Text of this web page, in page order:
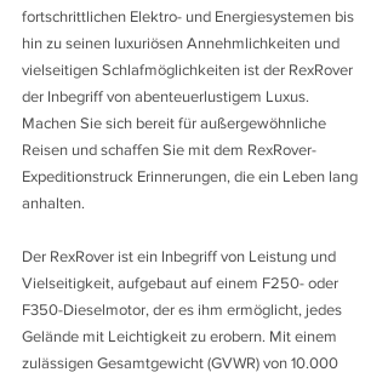
fortschrittlichen Elektro- und Energiesystemen bis
hin zu seinen luxuriösen Annehmlichkeiten und
vielseitigen Schlafmöglichkeiten ist der RexRover
der Inbegriff von abenteuerlustigem Luxus.
Machen Sie sich bereit für außergewöhnliche
Reisen und schaffen Sie mit dem RexRover-
Expeditionstruck Erinnerungen, die ein Leben lang
anhalten.
Der RexRover ist ein Inbegriff von Leistung und
Vielseitigkeit, aufgebaut auf einem F250- oder
F350-Dieselmotor, der es ihm ermöglicht, jedes
Gelände mit Leichtigkeit zu erobern. Mit einem
zulässigen Gesamtgewicht (GVWR) von 10.000